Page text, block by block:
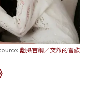
翻攝官網／突然的喜歡